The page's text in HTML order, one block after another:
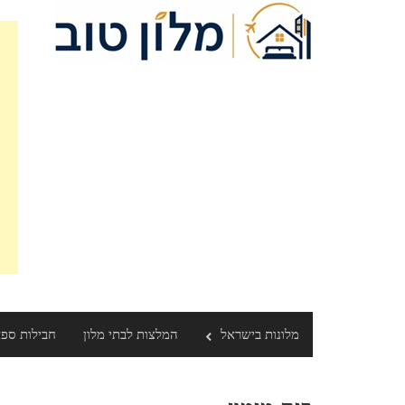
מלונות בישראל המלצות לבתי מלון חבילות